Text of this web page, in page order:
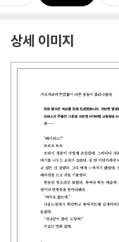
상세 이미지